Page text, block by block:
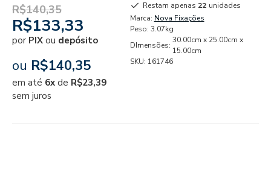
R$133,33
R$140,35
por PIX ou depósito
ou R$140,35
em até 6x de R$23,39
sem juros
Restam apenas 22 unidades
Marca: Nova Fixações
Peso: 3.07kg
DImensões:
30.00cm x 25.00cm x
15.00cm
SKU: 161746